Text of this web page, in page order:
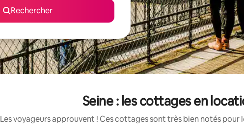
Rechercher
Seine : les cottages en
Les voyageurs approuvent ! Ces cottages sont très bien notés